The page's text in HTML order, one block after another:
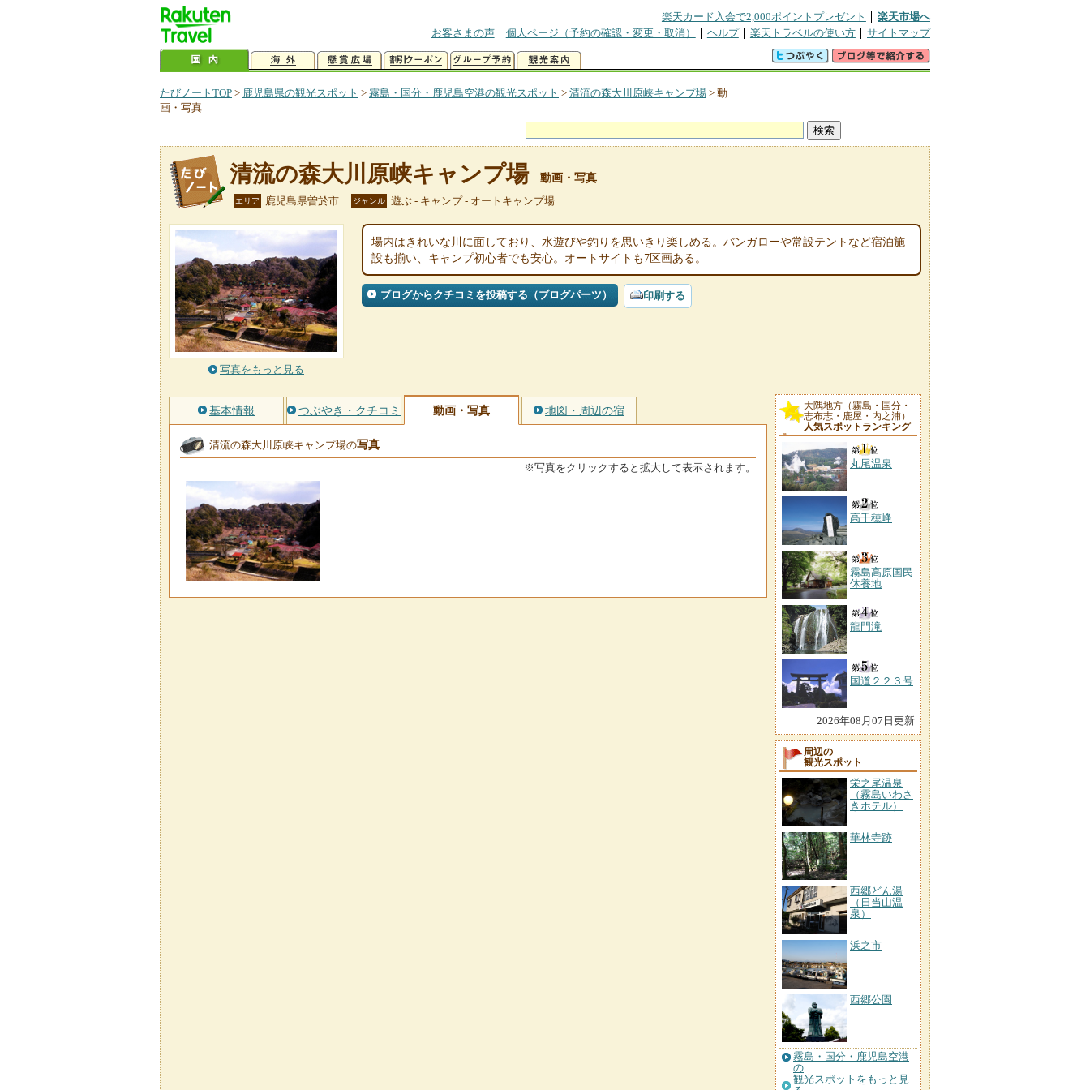
楽天カード入会で2,000ポイントプレゼント
楽天市場へ
お客さまの声
個人ページ（予約の確認・変更・取消） ヘルプ 楽天トラベルの使い方 サイトマップ
たびノートTOP > 鹿児島県の観光スポット > 霧島・国分・鹿児島空港の観光スポット > 清流の森大川原峡キャンプ場 > 動
画・写真
清流の森大川原峡キャンプ場 動画・写真
エリア 鹿児島県曽於市 ジャンル 遊ぶ - キャンプ - オートキャンプ場
写真をもっと見る
場内はきれいな川に面しており、水遊びや釣りを思いきり楽しめる。バンガローや常設テントなど宿泊施
設も揃い、キャンプ初心者でも安心。オートサイトも7区画ある。
ブログからクチコミを投稿する（ブログパーツ） 印刷する
基本情報 つぶやき・クチコミ 動画・写真 地図・周辺の宿
清流の森大川原峡キャンプ場の写真
※写真をクリックすると拡大して表示されます。
大隅地方（霧島・国分・
志布志・鹿屋・内之浦）
人気スポットランキング
丸尾温泉
高千穂峰
霧島高原国民
休養地
龍門滝
国道２２３号
2026年08月07日更新
周辺の
観光スポット
栄之尾温泉
（霧島いわさ
きホテル）
華林寺跡
西郷どん湯
（日当山温
泉）
浜之市
西郷公園
霧島・国分・鹿児島空港
の
観光スポットをもっと見